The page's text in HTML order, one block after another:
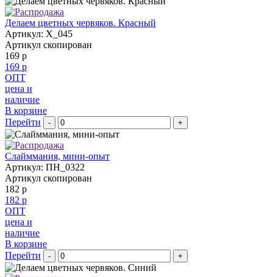
Делаем цветных червяков. Красный
Артикул: X_045
Артикул скопирован
169 р
169 р
ОПТ
цена и
наличие
В корзине
Перейти
- +
Слайммания, мини-опыт
Артикул: ПН_0322
Артикул скопирован
182 р
182 р
ОПТ
цена и
наличие
В корзине
Перейти
- +